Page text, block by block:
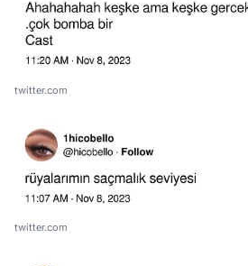
twitter.com
twitter.com